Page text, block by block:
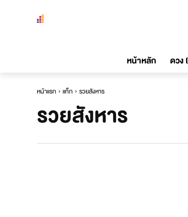
หน้าหลัก ดวง
หน้าแรก แท็ก รวยสังหาร
รวยสังหาร